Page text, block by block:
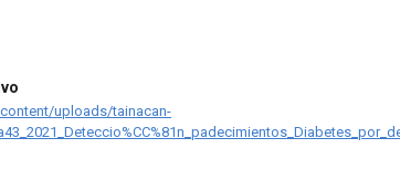
uploads/tainacan-